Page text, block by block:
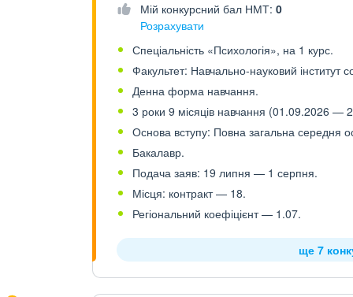
Мій конкурсний бал НМТ: 0
Розрахувати
Спеціальність «Психологія», на 1 курс.
Факультет: Навчально-науковий інститут
Денна форма навчання.
3 роки 9 місяців навчання (01.09.2026 —
Основа вступу: Повна загальна середня
Бакалавр.
Подача заяв: 19 липня — 1 серпня.
Місця: контракт — 18.
Регіональний коефіцієнт — 1.07.
ще 7